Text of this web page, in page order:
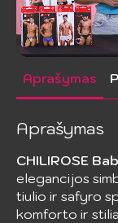
Aprašymas
Aprašymas
CHILIROSE
elegancijos
tiulio ir safyro
komforto ir